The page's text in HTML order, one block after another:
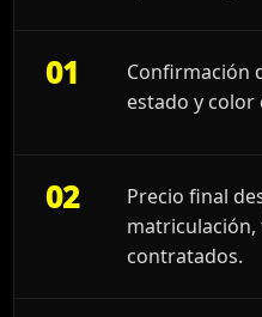
01
Confirmación
estado y color
02
Precio final
contratados.